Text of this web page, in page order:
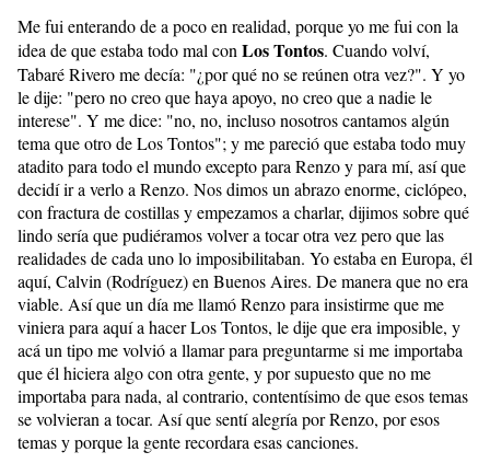
Me fui enterando de a poco en realidad, porque yo me fui con la
idea de que estaba todo mal conLos Tontos. Cuando volví,
Tabaré Rivero me decía: "¿por qué no se reúnen otra vez?". Y yo
le dije: "pero no creo que haya apoyo, no creo que a nadie le
interese". Y me dice: "no, no, incluso nosotros cantamos algún
tema que otro de Los Tontos"; y me pareció que estaba todo muy
atadito para todo el mundo excepto para Renzo y para mí, así que
decidí ir a verlo a Renzo. Nos dimos un abrazo enorme, ciclópeo,
con fractura de costillas y empezamos a charlar, dijimos sobre qué
lindo sería que pudiéramos volver a tocar otra vez pero que las
realidades de cada uno lo imposibilitaban. Yo estaba en Europa, él
aquí, Calvin (Rodríguez) en Buenos Aires. De manera que no era
viable. Así que un día me llamó Renzo para insistirme que me
viniera para aquí a hacer Los Tontos, le dije que era imposible, y
acá un tipo me volvió a llamar para preguntarme si me importaba
que él hiciera algo con otra gente, y por supuesto que no me
importaba para nada, al contrario, contentísimo de que esos temas
se volvieran a tocar. Así que sentí alegría por Renzo, por esos
temas y porque la gente recordara esas canciones.